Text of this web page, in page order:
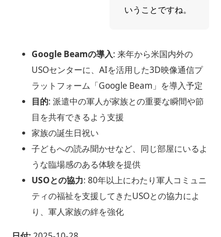
いうことですね。
Google Beamの導入: 来年から米国内外の
USOセンターに、AIを活用した3D映像通信プ
ラットフォーム「Google Beam」を導入予定
目的: 派遣中の軍人が家族との重要な瞬間や節
目を共有できるよう支援
家族の誕生日祝い
子どもへの読み聞かせなど、同じ部屋にいるよ
うな臨場感のある体験を提供
USOとの協力: 80年以上にわたり軍人コミュニ
ティの福祉を支援してきたUSOとの協力によ
り、軍人家族の絆を強化